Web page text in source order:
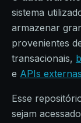
sistema
armazenar
provenientes
transacionais,
e APIs externas
Esse
sejam